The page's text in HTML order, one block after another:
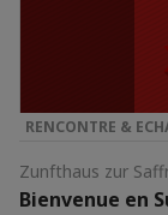
RENCONTRE &
Zunfthaus zur
Bienvenue en